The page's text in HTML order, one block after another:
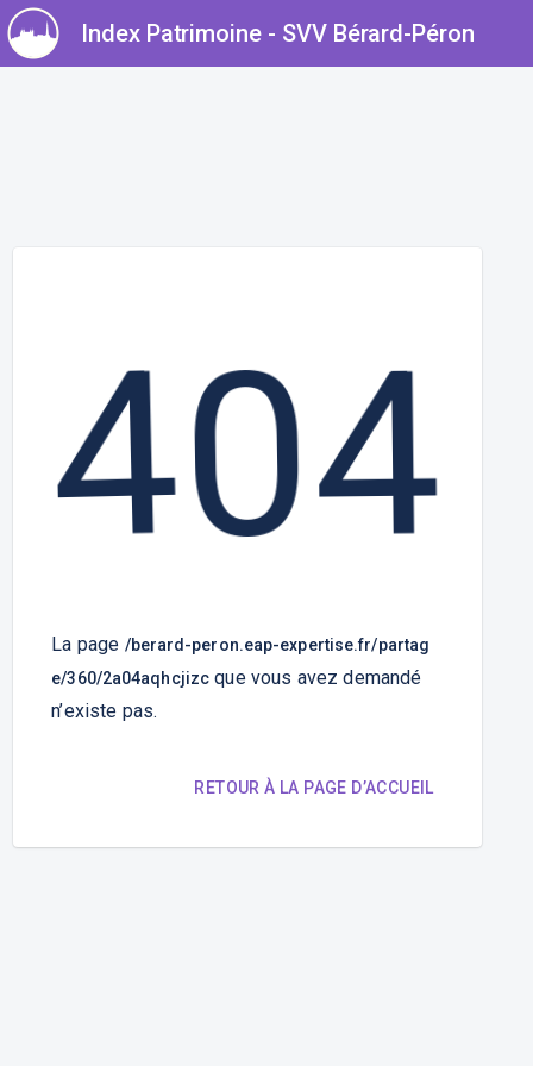
Index Patrimoine - SVV Bérard-Péron
404
La page /berard-peron.eap-expertise.fr/partag
e/360/2a04aqhcjizc que vous avez demandé
n’existe pas.
RETOUR À LA PAGE D’ACCUEIL